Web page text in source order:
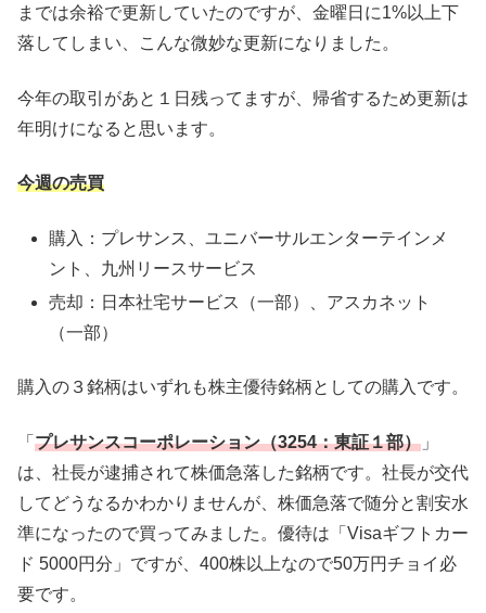
までは余裕で更新していたのですが、金曜日に1%以上下
落してしまい、こんな微妙な更新になりました。
今年の取引があと１日残ってますが、帰省するため更新は
年明けになると思います。
今週の売買
購入：プレサンス、ユニバーサルエンターテインメ
ント、九州リースサービス
売却：日本社宅サービス（一部）、アスカネット
（一部）
購入の３銘柄はいずれも株主優待銘柄としての購入です。
「 プレサンスコーポレーション（3254：東証１部） 」
は、社長が逮捕されて株価急落した銘柄です。社長が交代
してどうなるかわかりませんが、株価急落で随分と割安水
準になったので買ってみました。優待は「Visaギフトカー
ド 5000円分」ですが、400株以上なので50万円チョイ必
要です。